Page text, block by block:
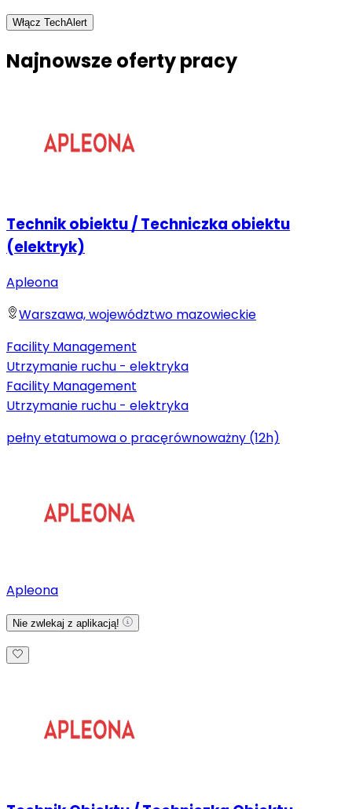
Włącz TechAlert
Najnowsze oferty pracy
Technik obiektu / Techniczka obiektu
(elektryk)
Apleona
Warszawa, województwo mazowieckie
Facility Management
Utrzymanie ruchu - elektryka
Facility Management
Utrzymanie ruchu - elektryka
pełny etatumowa o pracęrównoważny (12h)
Apleona
Nie zwlekaj z aplikacją!